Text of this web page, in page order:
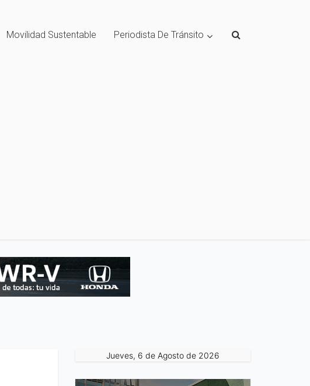
Movilidad Sustentable Periodista De Tránsito
Jueves, 6 de Agosto de 2026